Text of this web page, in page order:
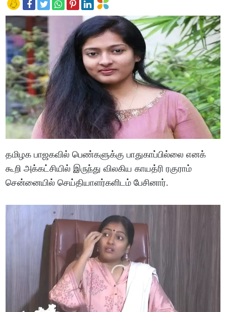
தமிழக பாஜகவில் பெண்களுக்கு பாதுகாப்பில்லை எனக்
கூறி அக்கட்சியில் இருந்து விலகிய காயத்ரி ரகுராம்
சென்னையில் செய்தியாளர்களிடம் பேசினார்.